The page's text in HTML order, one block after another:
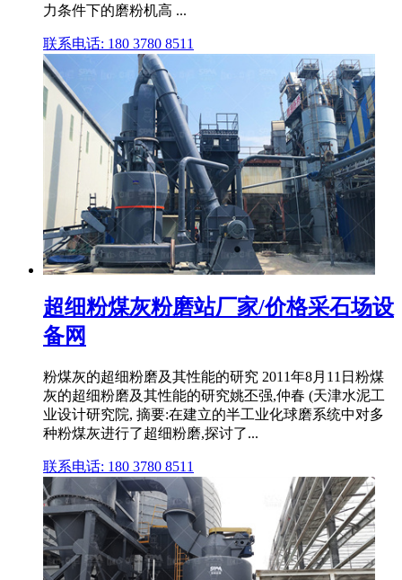
力条件下的磨粉机高 ...
联系电话: 180 3780 8511
超细粉煤灰粉磨站厂家/价格采石场设
备网
粉煤灰的超细粉磨及其性能的研究 2011年8月11日粉煤
灰的超细粉磨及其性能的研究姚丕强,仲春 (天津水泥工
业设计研究院, 摘要:在建立的半工业化球磨系统中对多
种粉煤灰进行了超细粉磨,探讨了...
联系电话: 180 3780 8511